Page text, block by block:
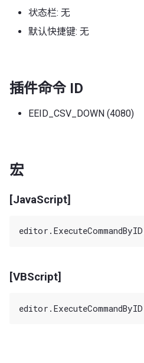
状态栏: 无
默认快捷键: 无
插件命令 ID
EEID_CSV_DOWN (4080)
宏
[JavaScript]
[VBScript]